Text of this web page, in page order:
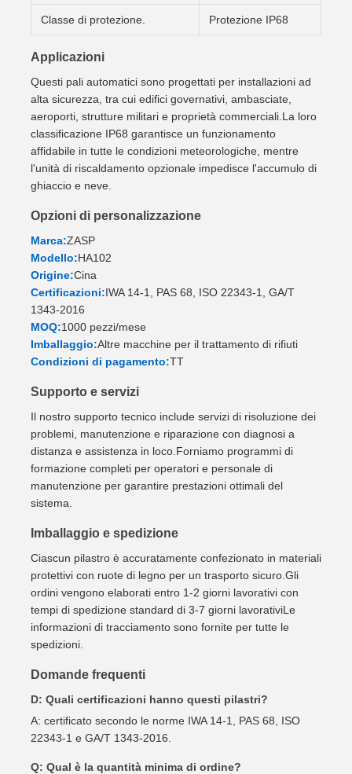
Classe di protezione. Protezione IP68
Applicazioni
Questi pali automatici sono progettati per installazioni ad
alta sicurezza, tra cui edifici governativi, ambasciate,
aeroporti, strutture militari e proprietà commerciali.La loro
classificazione IP68 garantisce un funzionamento
affidabile in tutte le condizioni meteorologiche, mentre
l'unità di riscaldamento opzionale impedisce l'accumulo di
ghiaccio e neve.
Opzioni di personalizzazione
Marca:ZASP
Modello:HA102
Origine:Cina
Certificazioni:IWA 14-1, PAS 68, ISO 22343-1, GA/T
1343-2016
MOQ:1000 pezzi/mese
Imballaggio:Altre macchine per il trattamento di rifiuti
Condizioni di pagamento:TT
Supporto e servizi
Il nostro supporto tecnico include servizi di risoluzione dei
problemi, manutenzione e riparazione con diagnosi a
distanza e assistenza in loco.Forniamo programmi di
formazione completi per operatori e personale di
manutenzione per garantire prestazioni ottimali del
sistema.
Imballaggio e spedizione
Ciascun pilastro è accuratamente confezionato in materiali
protettivi con ruote di legno per un trasporto sicuro.Gli
ordini vengono elaborati entro 1-2 giorni lavorativi con
tempi di spedizione standard di 3-7 giorni lavorativiLe
informazioni di tracciamento sono fornite per tutte le
spedizioni.
Domande frequenti
D: Quali certificazioni hanno questi pilastri?
A: certificato secondo le norme IWA 14-1, PAS 68, ISO
22343-1 e GA/T 1343-2016.
Q: Qual è la quantità minima di ordine?